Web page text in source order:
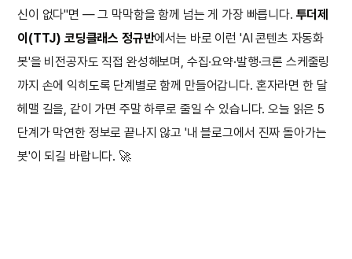
신이 없다"면 — 그 막막함을 함께 넘는 게 가장 빠릅니다. 투더제
이(TTJ) 코딩클래스 정규반에서는 바로 이런 'AI 콘텐츠 자동화
봇'을 비전공자도 직접 완성해보며, 수집·요약·발행·크론 스케줄링
까지 손에 익히도록 단계별로 함께 만들어갑니다. 혼자라면 한 달
헤맬 길을, 같이 가면 주말 하루로 줄일 수 있습니다. 오늘 읽은 5
단계가 막연한 정보로 끝나지 않고 '내 블로그에서 진짜 돌아가는
봇'이 되길 바랍니다. 🚀